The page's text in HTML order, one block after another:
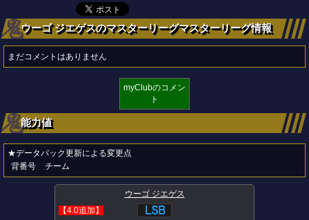
ウーゴ ジエゲスのマスターリーグマスターリーグ情報
まだコメントはありません
myClubのコメン
ト
能力値
★データパック更新による変更点
背番号
チーム
ウーゴ ジエゲス
【4.0追加】